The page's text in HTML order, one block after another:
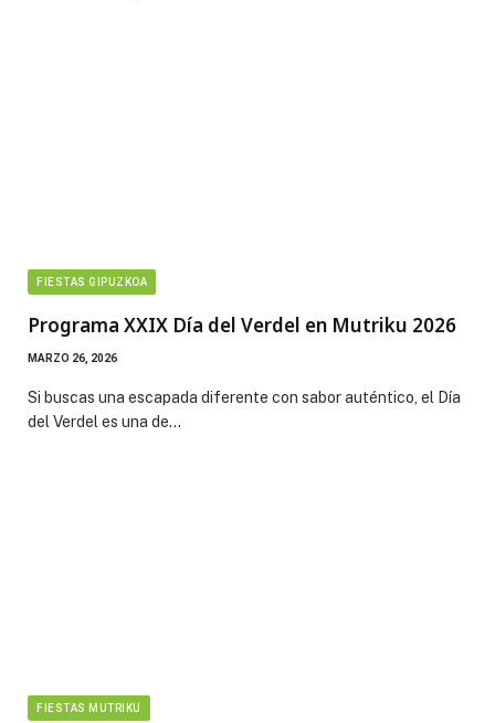
FIESTAS GIPUZKOA
Programa XXIX Día del Verdel en Mutriku 2026
MARZO 26, 2026
Si buscas una escapada diferente con sabor auténtico, el Día
del Verdel es una de…
FIESTAS MUTRIKU